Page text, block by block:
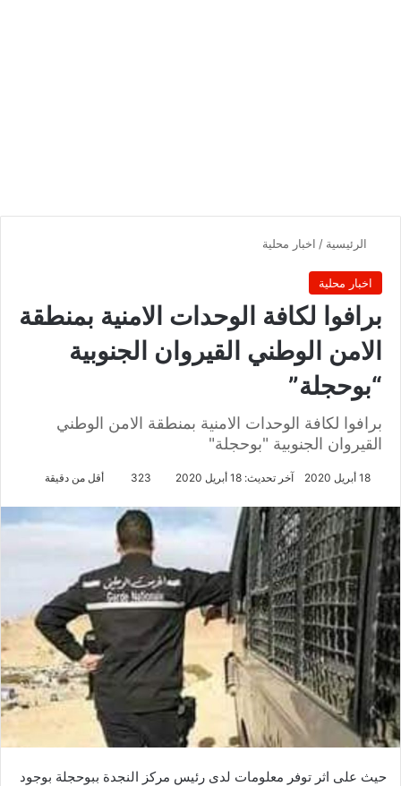
الرئيسية / اخبار محلية
اخبار محلية
برافوا لكافة الوحدات الامنية بمنطقة
الامن الوطني القيروان الجنوبية
“بوحجلة”
برافوا لكافة الوحدات الامنية بمنطقة الامن الوطني
القيروان الجنوبية "بوحجلة"
18 أبريل 2020 آخر تحديث: 18 أبريل 2020 323 أقل من دقيقة
حيث على اثر توفر معلومات لدى رئيس مركز النجدة ببوحجلة بوجود